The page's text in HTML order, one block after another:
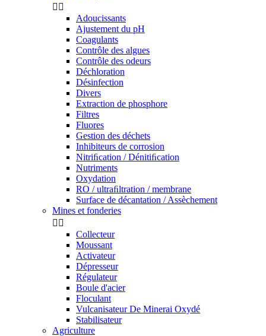
 
Adoucissants
Ajustement du pH
Coagulants
Contrôle des algues
Contrôle des odeurs
Déchloration
Désinfection
Divers
Extraction de phosphore
Filtres
Fluores
Gestion des déchets
Inhibiteurs de corrosion
Nitriﬁcation / Dénitiﬁcation
Nutriments
Oxydation
RO / ultraﬁltration / membrane
Surface de décantation / Assèchement
Mines et fonderies
 
Collecteur
Moussant
Activateur
Dépresseur
Régulateur
Boule d'acier
Floculant
Vulcanisateur De Minerai Oxydé
Stabilisateur
Agriculture